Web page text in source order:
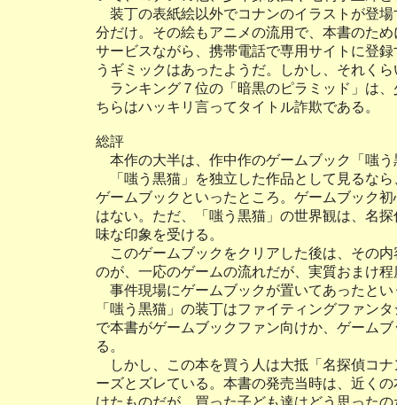
装丁の表紙絵以外でコナンのイラストが登
分だけ。その絵もアニメの流用で、本書のた
サービスながら、携帯電話で専用サイトに登
うギミックはあったようだ。しかし、それく
ランキング７位の「暗黒のピラミッド」は
ちらはハッキリ言ってタイトル詐欺である。
総評
本作の大半は、作中作のゲームブック「嗤
「嗤う黒猫」を独立した作品として見るな
ゲームブックといったところ。ゲームブック
はない。ただ、「嗤う黒猫」の世界観は、名
味な印象を受ける。
このゲームブックをクリアした後は、その
のが、一応のゲームの流れだが、実質おまけ
事件現場にゲームブックが置いてあったと
「嗤う黒猫」の装丁はファイティングファン
で本書がゲームブックファン向けか、ゲーム
る。
しかし、この本を買う人は大抵「名探偵コ
ーズとズレている。本書の発売当時は、近く
けたものだが、買った子ども達はどう思った